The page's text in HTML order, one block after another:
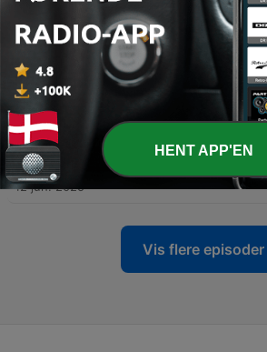
4 - Børnene på hjemmefronten
12 jun. 2025
12 jun. 2025
2 - Marinen og krigen til søs
12 jun. 2025
Vis flere episoder
HENT APP'EN